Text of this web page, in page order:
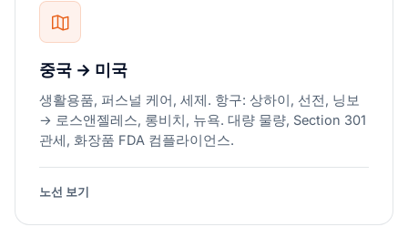
중국 → 미국
생활용품, 퍼스널 케어, 세제. 항구: 상하이, 선전, 닝보
→ 로스앤젤레스, 롱비치, 뉴욕. 대량 물량, Section 301
관세, 화장품 FDA 컴플라이언스.
노선 보기